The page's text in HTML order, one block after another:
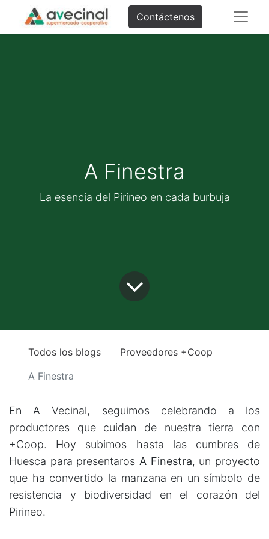
Contáctenos
A Finestra
La esencia del Pirineo en cada burbuja
Todos los blogs
Proveedores +Coop
A Finestra
En A Vecinal, seguimos celebrando a los
productores que cuidan de nuestra tierra con
+Coop. Hoy subimos hasta las cumbres de
Huesca para presentaros A Finestra, un proyecto
que ha convertido la manzana en un símbolo de
resistencia y biodiversidad en el corazón del
Pirineo.